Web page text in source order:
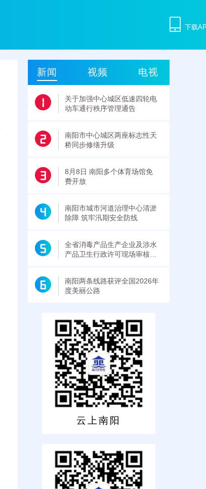
下载
新闻 视频 电视
关于加强中心城区低速四轮电
动车通行秩序管理通告
南阳市中心城区两座标志性天
桥同步修缮升级
8月8日 南阳多个体育场馆免
费开放
南阳市城市河道治理中心清淤
除障 筑牢汛期安全防线
全省消毒产品生产企业及涉水
产品卫生行政许可现场审核培
南阳两条线路获评全国2026年
度美丽公路
云上南阳